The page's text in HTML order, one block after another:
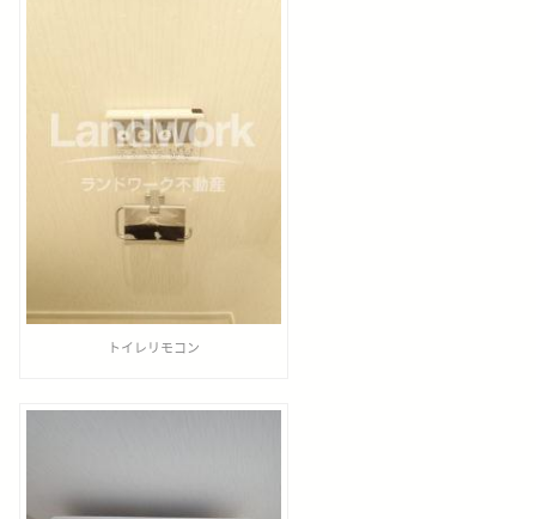
トイレリモコン